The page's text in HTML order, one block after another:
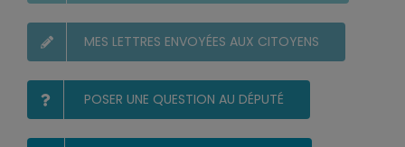
MES LETTRES ENVOYÉES AUX CITOYENS
POSER UNE QUESTION AU DÉPUTÉ